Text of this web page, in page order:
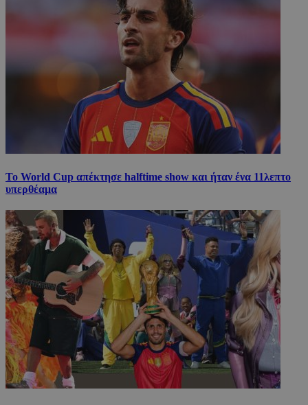
Το World Cup απέκτησε halftime show και ήταν ένα 11λεπτο
υπερθέαμα